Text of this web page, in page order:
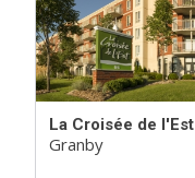
La Croisée de l'Est
Granby